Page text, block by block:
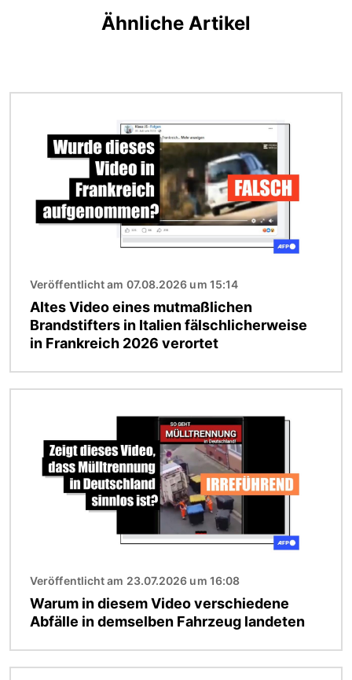
Ähnliche Artikel
Veröffentlicht am 07.08.2026 um 15:14
Altes Video eines mutmaßlichen
Brandstifters in Italien fälschlicherweise
in Frankreich 2026 verortet
Veröffentlicht am 23.07.2026 um 16:08
Warum in diesem Video verschiedene
Abfälle in demselben Fahrzeug landeten